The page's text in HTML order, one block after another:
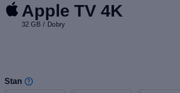
Apple TV 4K
32 GB / Dobry
Stan